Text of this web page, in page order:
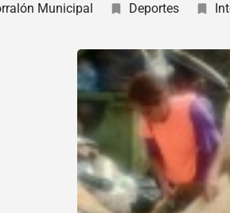
Municipal Deportes